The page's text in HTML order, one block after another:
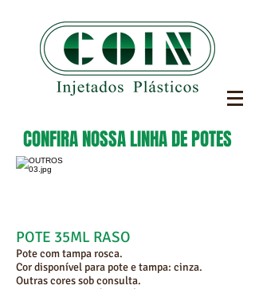
CONFIRA NOSSA LINHA DE POTES
POTE 35ML RASO
Pote com tampa rosca.
Cor disponível para pote e tampa: cinza.
Outras cores sob consulta.